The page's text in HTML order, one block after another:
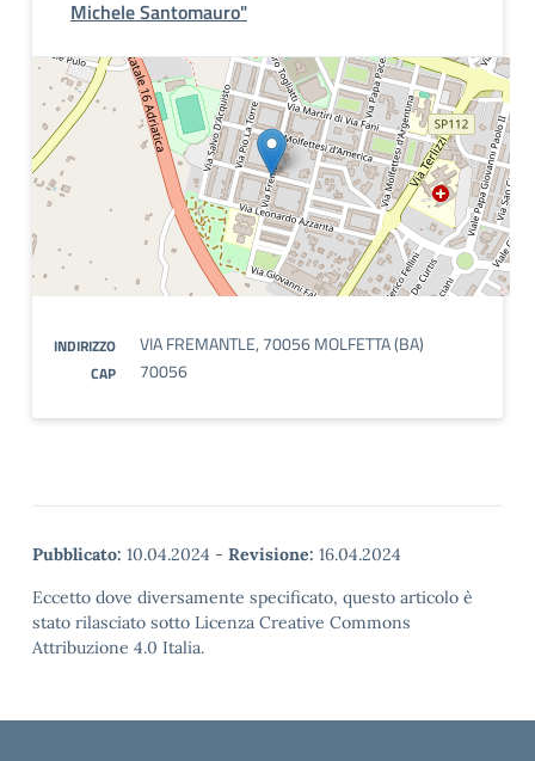
Michele Santomauro"
INDIRIZZO VIA FREMANTLE, 70056 MOLFETTA (BA)
CAP 70056
Pubblicato: 10.04.2024 - Revisione: 16.04.2024
Eccetto dove diversamente specificato, questo articolo è
stato rilasciato sotto Licenza Creative Commons
Attribuzione 4.0 Italia.